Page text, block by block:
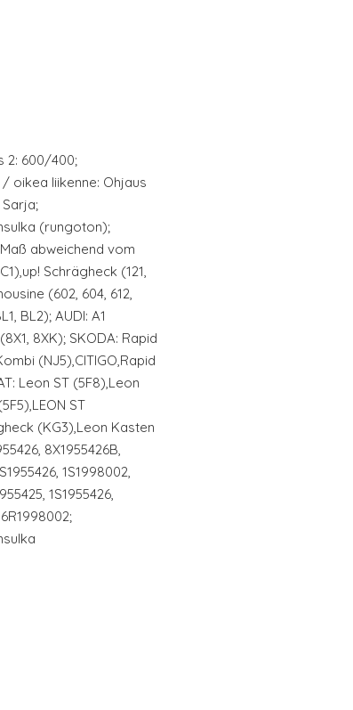
2: 600/400;
oikea liikenne: Ohjaus
(rungoton);
abweichend vom
Schrägheck (121,
(602, 604, 612,
BL2); AUDI: A1
8XK); SKODA: Rapid
(NJ5),CITIGO,Rapid
Leon ST (5F8),Leon
ST
(KG3),Leon Kasten
8X1955426B,
1S1998002,
1S1955426,